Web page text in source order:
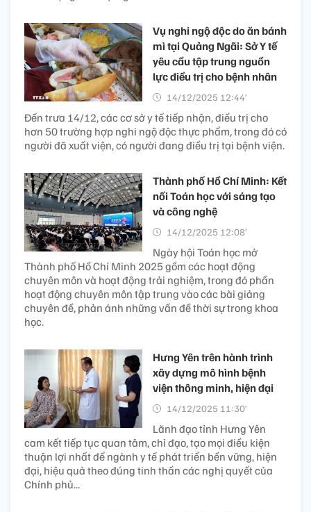
Vụ nghi ngộ độc do ăn bánh
mì tại Quảng Ngãi: Sở Y tế
yêu cầu tập trung nguồn
lực điều trị cho bệnh nhân ​
14/12/2025 12:44’
Đến trưa 14/12, các cơ sở y tế tiếp nhận, điều trị cho
hơn 50 trường hợp nghi ngộ độc thực phẩm, trong đó có
người đã xuất viện, có người đang điều trị tại bệnh viện.
Thành phố Hồ Chí Minh: Kết
nối Toán học với sáng tạo
và công nghệ​
14/12/2025 12:08’
Ngày hội Toán học mở
Thành phố Hồ Chí Minh 2025 gồm các hoạt động
chuyên môn và hoạt động trải nghiệm, trong đó phần
hoạt động chuyên môn tập trung vào các bài giảng
chuyên đề, phản ánh những vấn đề thời sự trong khoa
học.
Hưng Yên trên hành trình
xây dựng mô hình bệnh
viện thông minh, hiện đại
14/12/2025 11:30’
Lãnh đạo tỉnh Hưng Yên
cam kết tiếp tục quan tâm, chỉ đạo, tạo mọi điều kiện
thuận lợi nhất để ngành y tế phát triển bền vững, hiện
đại, hiệu quả theo đúng tinh thần các nghị quyết của
Chính phủ...